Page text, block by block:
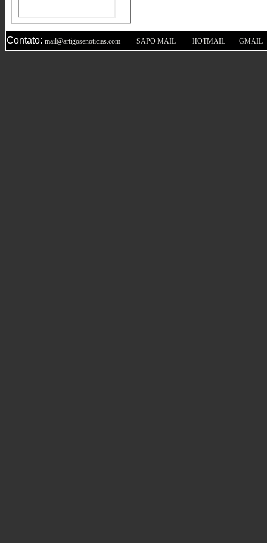
Contato: mail@artigosenoticias.com SAPO MAIL HOTMAIL GMAIL